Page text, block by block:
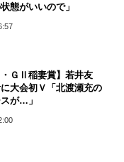
態がいいので」
・ＧⅡ稲妻賞】若井友
大会初Ｖ「北渡瀬充の
が…」